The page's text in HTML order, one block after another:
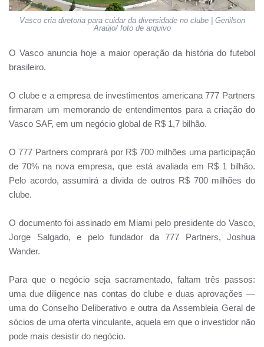
Vasco cria diretoria para cuidar da diversidade no clube | Genilson
Araújo/ foto de arquivo
O Vasco anuncia hoje a maior operação da história do futebol
brasileiro.
O clube e a empresa de investimentos americana 777 Partners
firmaram um memorando de entendimentos para a criação do
Vasco SAF, em um negócio global de R$ 1,7 bilhão.
O 777 Partners comprará por R$ 700 milhões uma participação
de 70% na nova empresa, que está avaliada em R$ 1 bilhão.
Pelo acordo, assumirá a divida de outros R$ 700 milhões do
clube.
O documento foi assinado em Miami pelo presidente do Vasco,
Jorge Salgado, e pelo fundador da 777 Partners, Joshua
Wander.
Para que o negócio seja sacramentado, faltam três passos:
uma due diligence nas contas do clube e duas aprovações —
uma do Conselho Deliberativo e outra da Assembleia Geral de
sócios de uma oferta vinculante, aquela em que o investidor não
pode mais desistir do negócio.